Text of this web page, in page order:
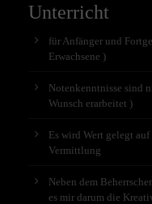
Unterricht
für Anfänger und
Erwachsene )
Notenkenntnisse sind
Wunsch erarbeitet )
Es wird Wert gelegt
Vermittlung
Neben dem
es mir darum die